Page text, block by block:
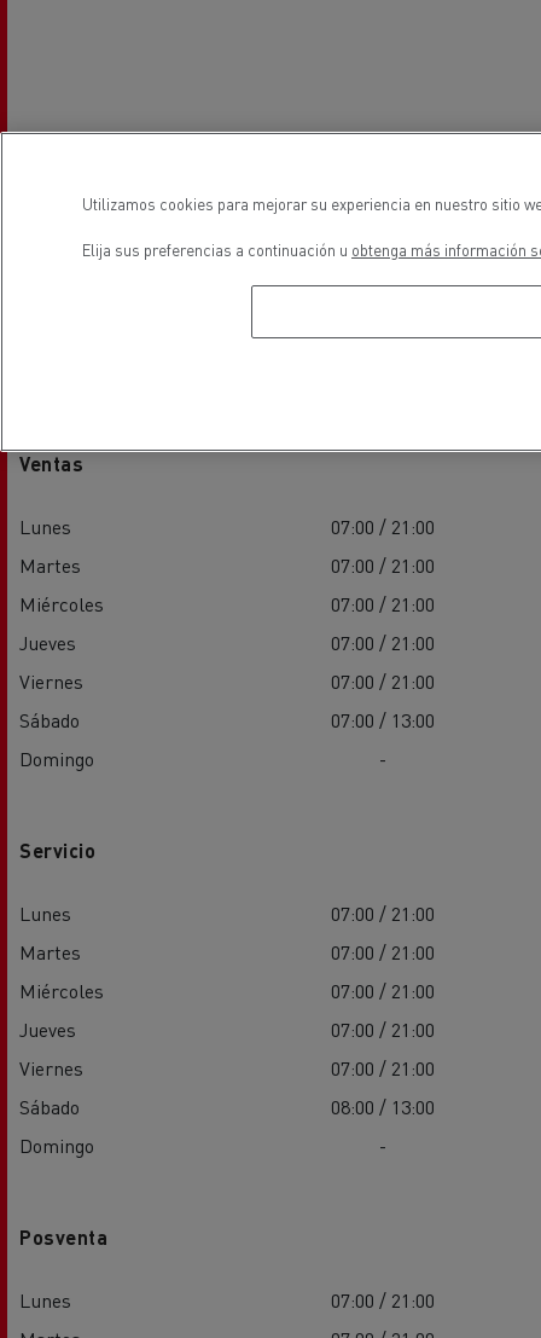
Ventas
Lunes
07:00 / 21:00
Martes
07:00 / 21:00
Miércoles
07:00 / 21:00
Jueves
07:00 / 21:00
Viernes
07:00 / 21:00
Sábado
07:00 / 13:00
Domingo
-
Servicio
Lunes
07:00 / 21:00
Martes
07:00 / 21:00
Miércoles
07:00 / 21:00
Jueves
07:00 / 21:00
Viernes
07:00 / 21:00
Sábado
08:00 / 13:00
Domingo
-
Posventa
Lunes
07:00 / 21:00
Utilizamos cookies para mejorar su experiencia en nuestro sitio
Elija sus preferencias a continuación u obtenga más información